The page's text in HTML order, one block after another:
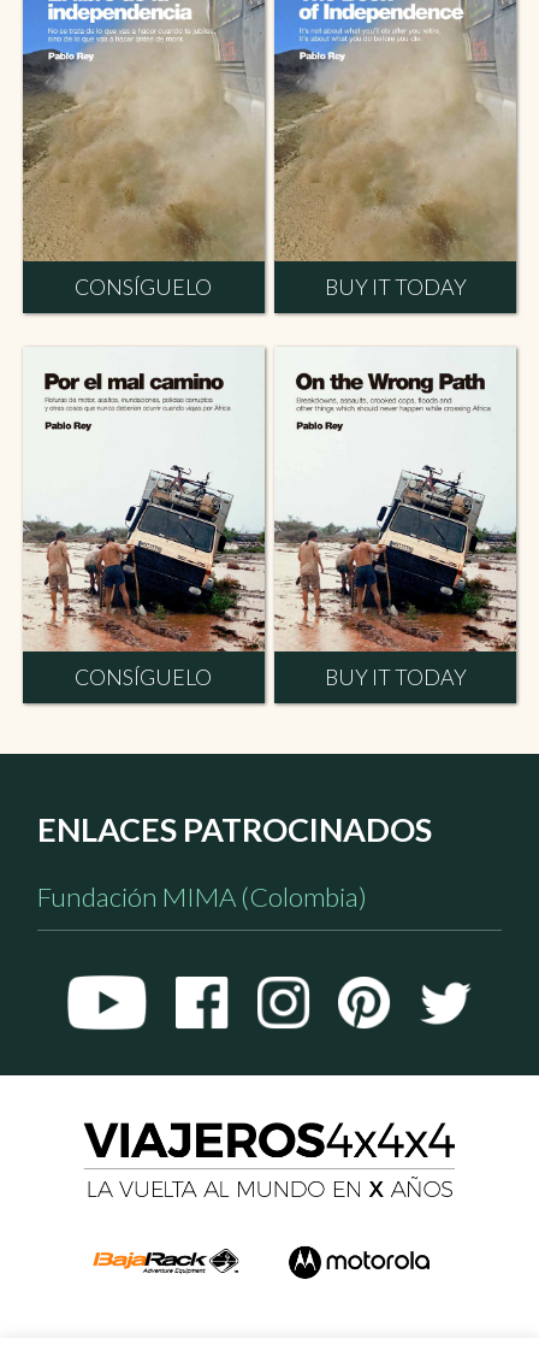
CONSÍGUELO BUY IT TODAY
CONSÍGUELO BUY IT TODAY
ENLACES PATROCINADOS
Fundación MIMA (Colombia)